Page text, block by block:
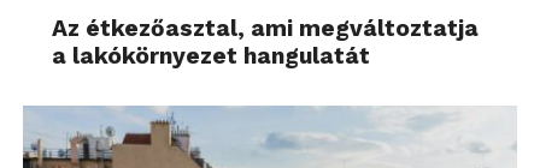
Az étkezőasztal, ami megváltoztatja
a lakókörnyezet hangulatát